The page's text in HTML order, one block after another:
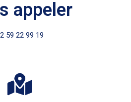
appeler
59 22 99 19